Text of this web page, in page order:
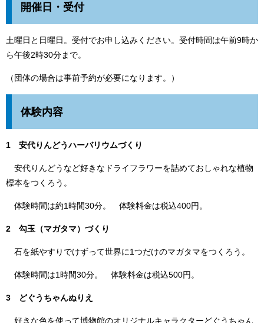
開催日・受付
土曜日と日曜日。受付でお申し込みください。受付時間は午前9時か
ら午後2時30分まで。
（団体の場合は事前予約が必要になります。）
体験内容
1 安代りんどうハーバリウムづくり
安代りんどうなど好きなドライフラワーを詰めておしゃれな植物
標本をつくろう。
体験時間は約1時間30分。 体験料金は税込400円。
2 勾玉（マガタマ）づくり
石を紙やすりでけずって世界に1つだけのマガタマをつくろう。
体験時間は1時間30分。 体験料金は税込500円。
3 どぐうちゃんぬりえ
好きな色を使って博物館のオリジナルキャラクターどぐうちゃん